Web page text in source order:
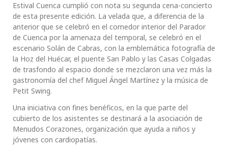
Estival Cuenca cumplió con nota su segunda cena-concierto
de esta presente edición. La velada que, a diferencia de la
anterior que se celebró en el comedor interior del Parador
de Cuenca por la amenaza del temporal, se celebró en el
escenario Solán de Cabras, con la emblemática fotografía de
la Hoz del Huécar, el puente San Pablo y las Casas Colgadas
de trasfondo al espacio donde se mezclaron una vez más la
gastronomía del chef Miguel Ángel Martínez y la música de
Petit Swing.
Una iniciativa con fines benéficos, en la que parte del
cubierto de los asistentes se destinará a la asociación de
Menudos Corazones, organización que ayuda a niños y
jóvenes con cardiopatías.